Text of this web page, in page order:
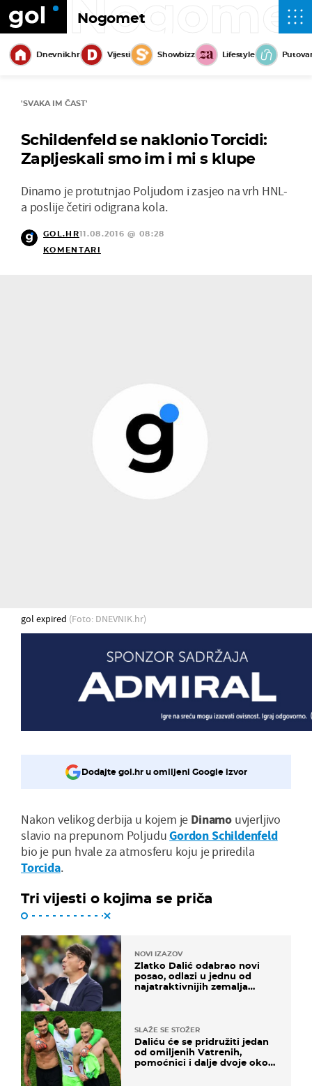
Nogomet
Dnevnik.hr Vijesti Showbizz Lifestyle
'SVAKA IM ČAST'
Schildenfeld se naklonio Torcidi:
Zapljeskali smo im i mi s klupe
Dinamo je protutnjao Poljudom i zasjeo na vrh HNL-
a poslije četiri odigrana kola.
GOL.HR11.08.2016 @ 08:28
KOMENTARI
gol expired (Foto: DNEVNIK.hr)
Dodajte gol.hr u omiljeni Google izvor
Nakon velikog derbija u kojem je Dinamouvjerljivo
slavio na prepunom PoljuduGordon Schildenfeld
bio je pun hvale za atmosferu koju je priredila
Torcida.
Tri vijesti o kojima se priča
NOVI IZAZOV
Zlatko Dalić odabrao novi
posao, odlazi u jednu od
najatraktivnijih zemalja
SLAŽE SE STOŽER
Daliću će se pridružiti jedan
od omiljenih Vatrenih,
pomoćnici i dalje dvoje oko